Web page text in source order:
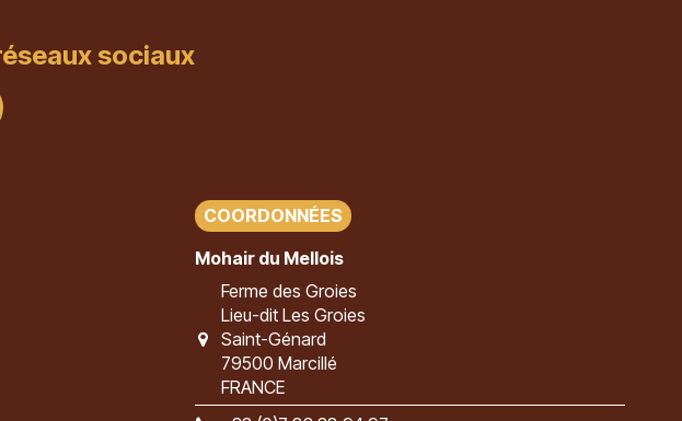
sociaux
COORDONNÉES
Mohair du Mellois
Ferme des Groies
Lieu-dit Les Groies
Saint-Génard
79500 Marcillé
FRANCE